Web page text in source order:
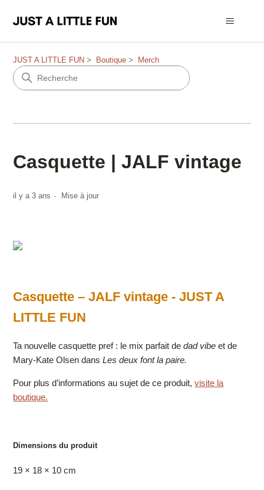
JUST A LITTLE FUN Boutique Merch
Casquette | JALF vintage
il y a 3 ans Mise à jour
Casquette– JALF vintage - JUST A
LITTLE FUN
Ta nouvelle casquette pref : le mix parfait dedad vibeet de
Mary-Kate Olsen dansLes deux font la paire.
Pour plus d’informations au sujet de ce produit,visite la
boutique.
Dimensions du produit
19 × 18 × 10 cm